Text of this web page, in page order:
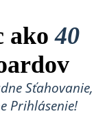
ako40
Sťahovanie,
Prihlásenie!